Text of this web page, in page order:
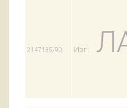
2147135/90 Изг: